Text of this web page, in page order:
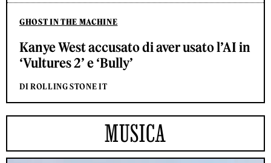
GHOST IN THE MACHINE
Kanye West accusato di aver usato l’AI in
‘Vultures 2’ e ‘Bully’
DI ROLLING STONE IT
MUSICA